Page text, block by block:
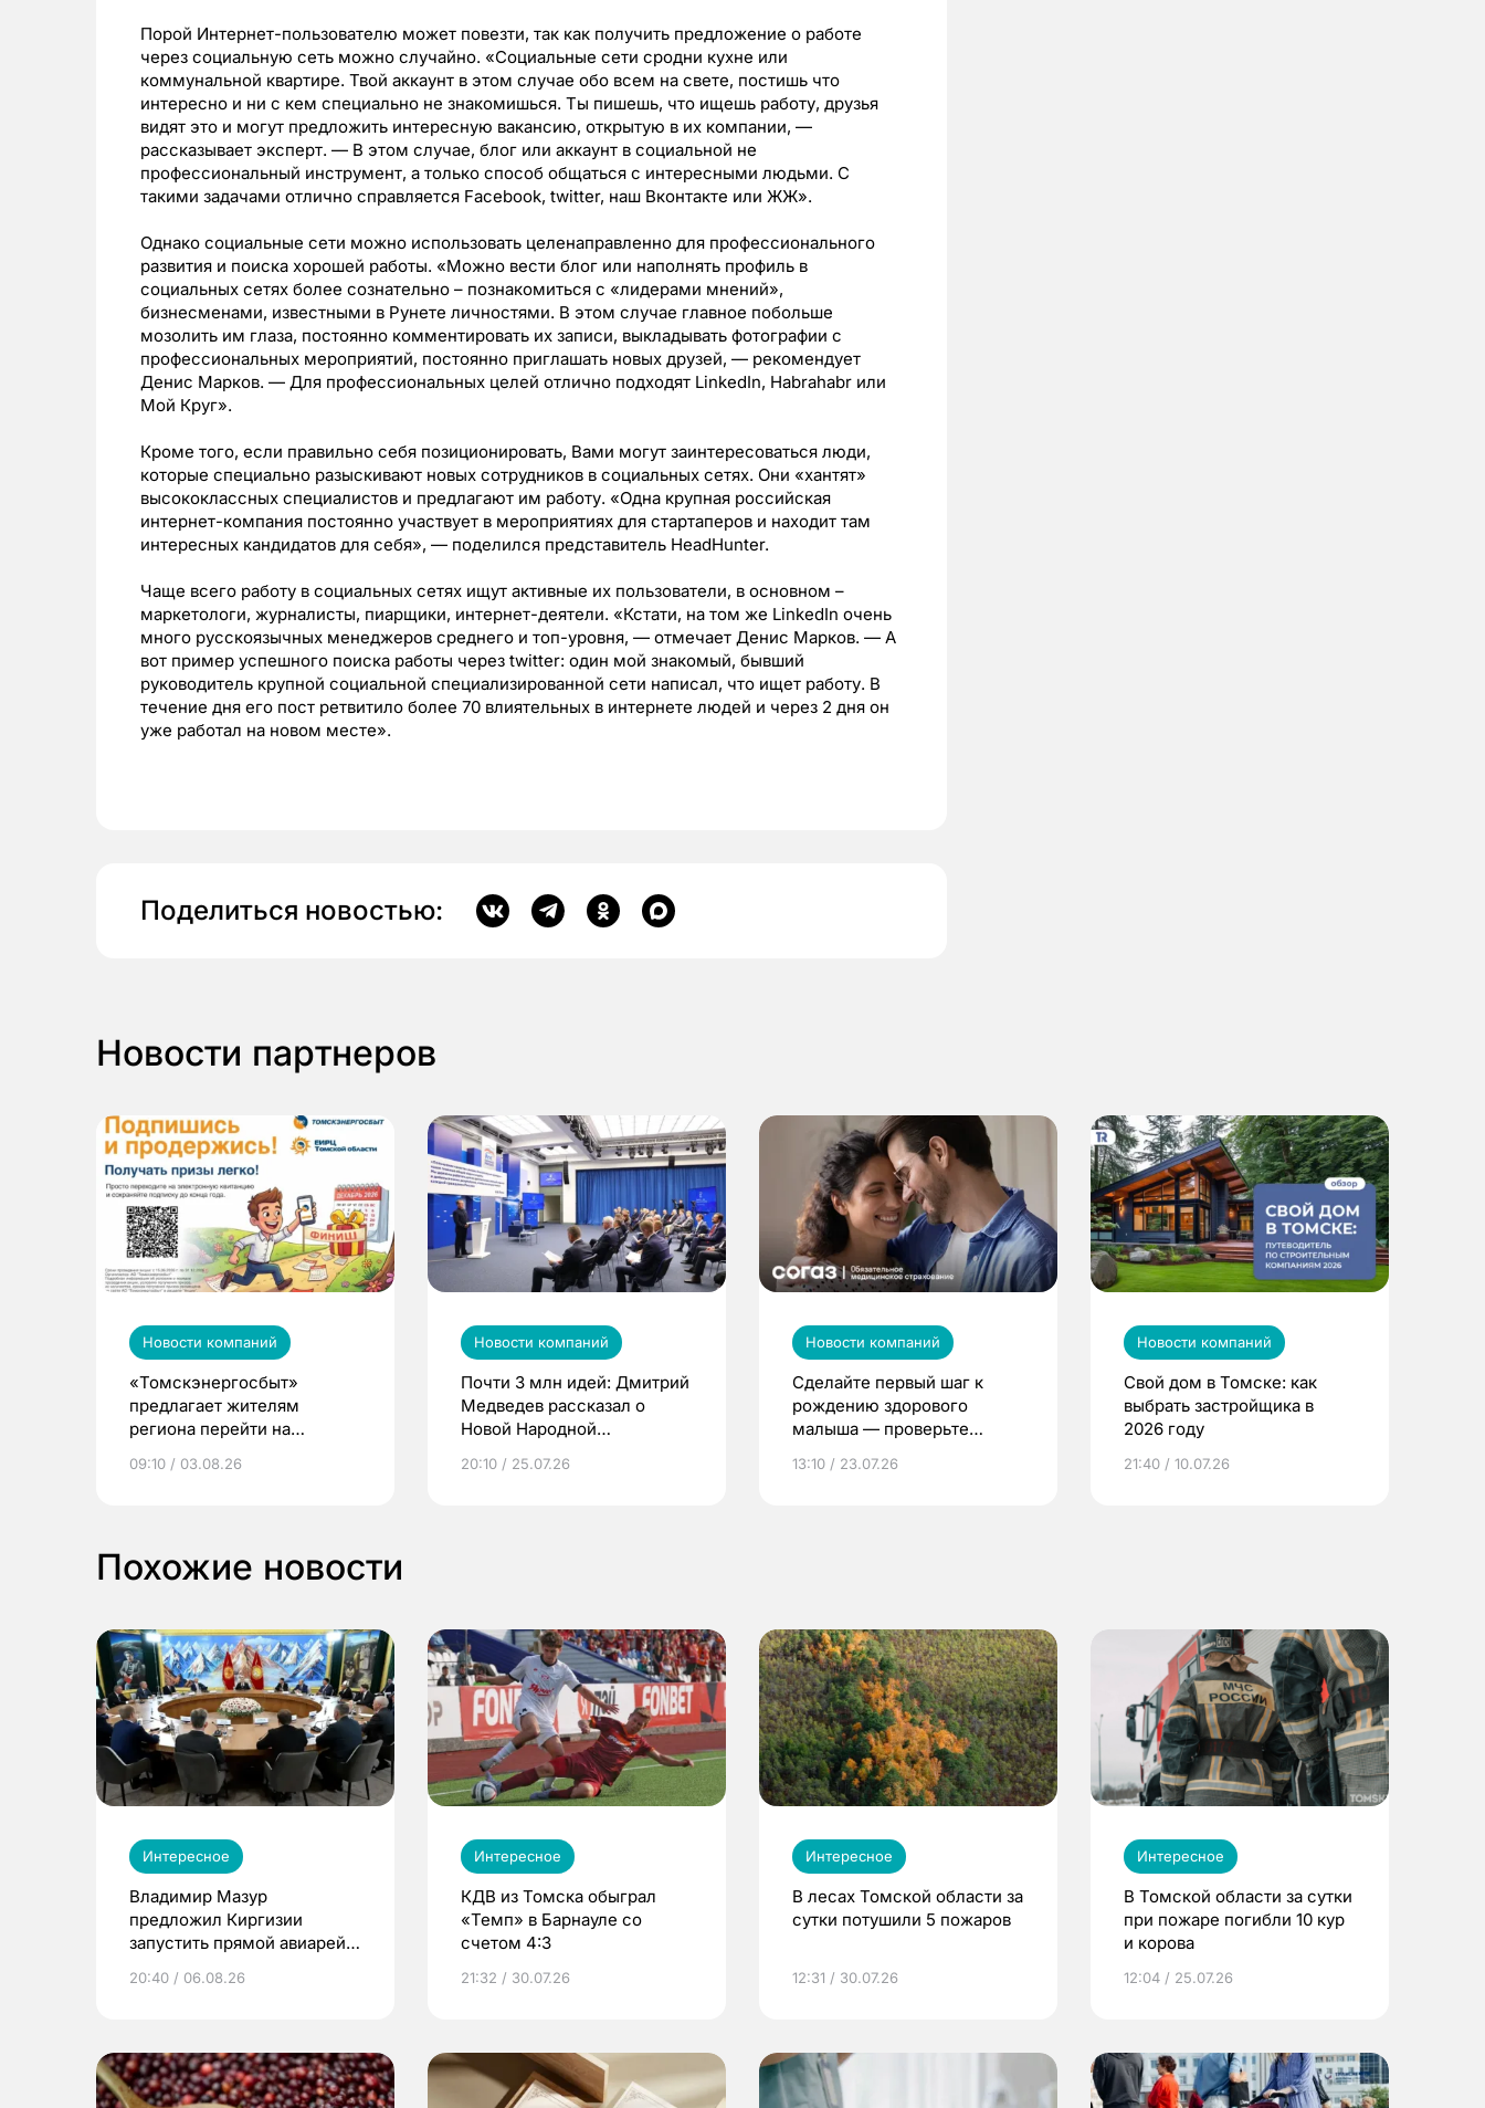
Порой Интернет-пользователю может повезти, так как получить предложение о работе
через социальную сеть можно случайно. «Социальные сети сродни кухне или
коммунальной квартире. Твой аккаунт в этом случае обо всем на свете, постишь что
интересно и ни с кем специально не знакомишься. Ты пишешь, что ищешь работу, друзья
видят это и могут предложить интересную вакансию, открытую в их компании, —
рассказывает эксперт. — В этом случае, блог или аккаунт в социальной не
профессиональный инструмент, а только способ общаться с интересными людьми. С
такими задачами отлично справляется Facebook, twitter, наш Вконтакте или ЖЖ».
Однако социальные сети можно использовать целенаправленно для профессионального
развития и поиска хорошей работы. «Можно вести блог или наполнять профиль в
социальных сетях более сознательно – познакомиться с «лидерами мнений»,
бизнесменами, известными в Рунете личностями. В этом случае главное побольше
мозолить им глаза, постоянно комментировать их записи, выкладывать фотографии с
профессиональных мероприятий, постоянно приглашать новых друзей, — рекомендует
Денис Марков. — Для профессиональных целей отлично подходят LinkedIn, Habrahabr или
Мой Круг».
Кроме того, если правильно себя позиционировать, Вами могут заинтересоваться люди,
которые специально разыскивают новых сотрудников в социальных сетях. Они «хантят»
высококлассных специалистов и предлагают им работу. «Одна крупная российская
интернет-компания постоянно участвует в мероприятиях для стартаперов и находит там
интересных кандидатов для себя», — поделился представитель HeadHunter.
Чаще всего работу в социальных сетях ищут активные их пользователи, в основном –
маркетологи, журналисты, пиарщики, интернет-деятели. «Кстати, на том же LinkedIn очень
много русскоязычных менеджеров среднего и топ-уровня, — отмечает Денис Марков. — А
вот пример успешного поиска работы через twitter: один мой знакомый, бывший
руководитель крупной социальной специализированной сети написал, что ищет работу. В
течение дня его пост ретвитило более 70 влиятельных в интернете людей и через 2 дня он
уже работал на новом месте».
Поделиться новостью:
Новости партнеров
Новости компаний
«Томскэнергосбыт»
предлагает жителям
региона перейти на
выиграть призы
09:10 / 03.08.26
Новости компаний
Почти 3 млн идей: Дмитрий
Медведев рассказал о
Новой Народной
20:10 / 25.07.26
Новости компаний
Сделайте первый шаг к
рождению здорового
малыша — проверьте
по ОМС!
13:10 / 23.07.26
Новости компаний
Свой дом в Томске: как
выбрать застройщика в
2026 году
21:40 / 10.07.26
Похожие новости
Интересное
Владимир Мазур
предложил Киргизии
запустить прямой авиарейс
20:40 / 06.08.26
Интересное
КДВ из Томска обыграл
«Темп» в Барнауле со
счетом 4:3
21:32 / 30.07.26
Интересное
В лесах Томской области за
сутки потушили 5 пожаров
12:31 / 30.07.26
Интересное
В Томской области за сутки
при пожаре погибли 10 кур
и корова
12:04 / 25.07.26